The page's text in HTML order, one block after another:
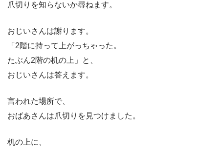
爪切りを知らないか尋ねます。
おじいさんは謝ります。
「2階に持って上がっちゃった。
たぶん2階の机の上」と、
おじいさんは答えます。
言われた場所で、
おばあさんは爪切りを見つけました。
机の上に、